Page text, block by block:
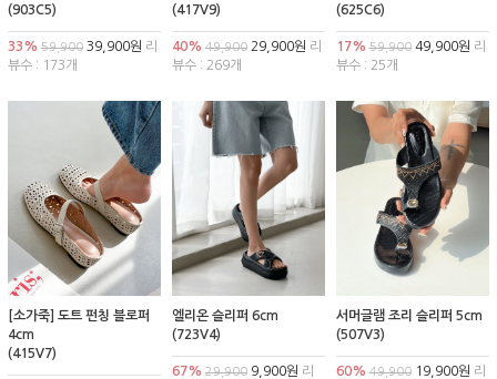
(903C5)
33% 59,900 39,900원 리
뷰수 : 173개
(417V9)
40% 49,90029,900원 리
뷰수 : 269개
(625C6)
17% 59,90049,900원 리
뷰수 : 25개
[소가죽] 도트 펀칭 블로퍼
4cm
(415V7)
엘리온 슬리퍼 6cm
(723V4)
67% 29,9009,900원 리
서머글램 조리 슬리퍼 5cm
(507V3)
60% 49,90019,900원 리